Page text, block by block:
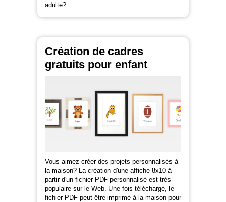
adulte?
Création de cadres
gratuits pour enfant
Vous aimez créer des projets personnalisés à
la maison? La création d'une affiche 8x10 à
partir d'un fichier PDF personnalisé est très
populaire sur le Web. Une fois téléchargé, le
fichier PDF peut être imprimé à la maison pour